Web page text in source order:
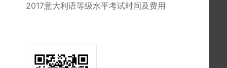
2017意大利语等级水平考试时间及费用